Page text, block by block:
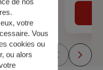
votre
Vous
cookies ou
ou alors